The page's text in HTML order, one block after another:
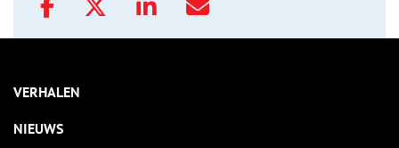
VERHALEN
NIEUWS